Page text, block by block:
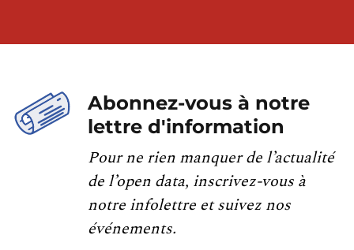
Abonnez-vous à notre
lettre d'information
Pour ne rien manquer de l’actualité
de l’open data, inscrivez-vous à
notre infolettre et suivez nos
événements.